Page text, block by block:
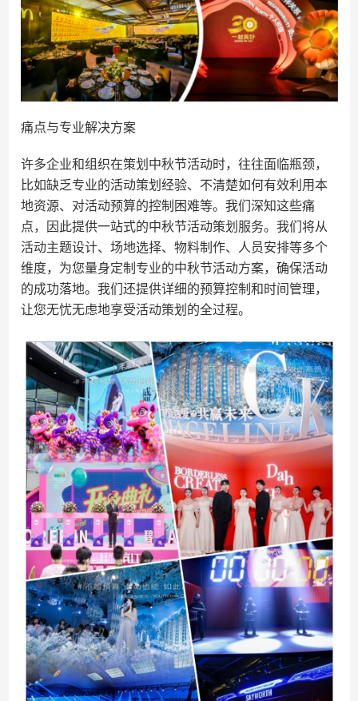
痛点与专业解决方案
许多企业和组织在策划中秋节活动时，往往面临瓶颈，
比如缺乏专业的活动策划经验、不清楚如何有效利用本
地资源、对活动预算的控制困难等。我们深知这些痛
点，因此提供一站式的中秋节活动策划服务。我们将从
活动主题设计、场地选择、物料制作、人员安排等多个
维度，为您量身定制专业的中秋节活动方案，确保活动
的成功落地。我们还提供详细的预算控制和时间管理，
让您无忧无虑地享受活动策划的全过程。